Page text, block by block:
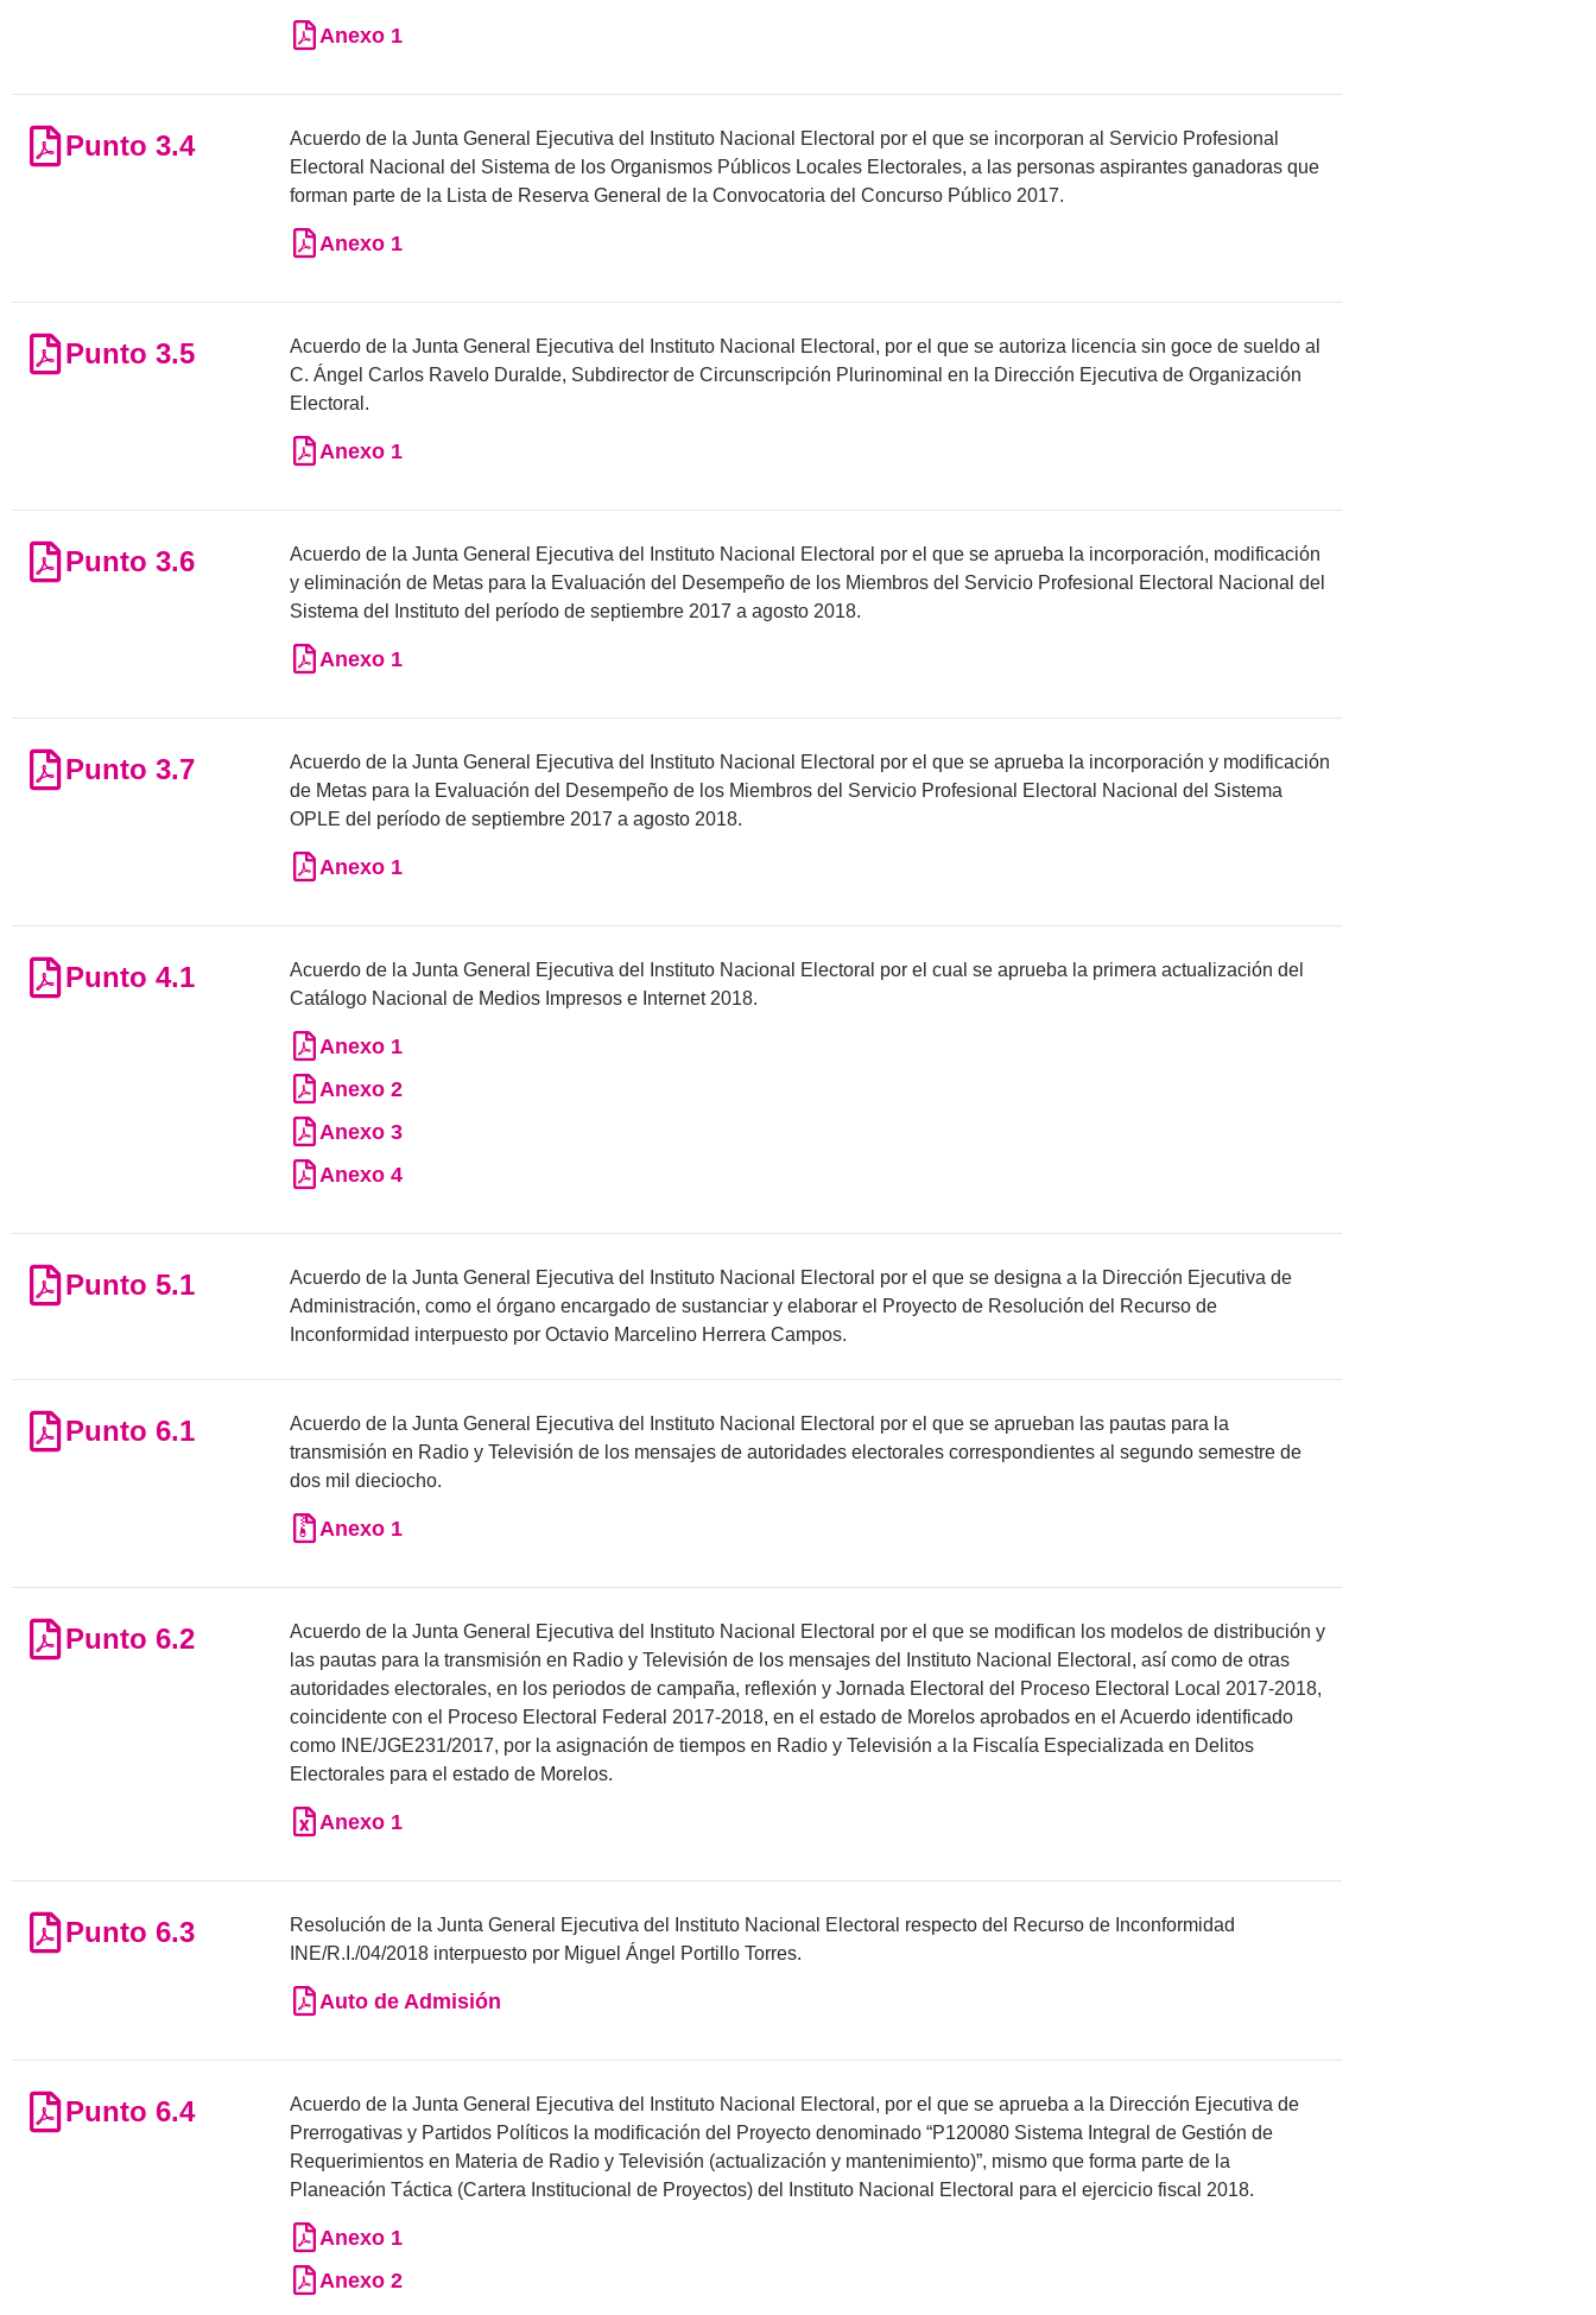
Anexo 1
Punto 3.4
Acuerdo de la Junta General Ejecutiva del Instituto Nacional Electoral por el que se incorporan al Servicio Profesional
Electoral Nacional del Sistema de los Organismos Públicos Locales Electorales, a las personas aspirantes ganadoras que
forman parte de la Lista de Reserva General de la Convocatoria del Concurso Público 2017.
Anexo 1
Punto 3.5
Acuerdo de la Junta General Ejecutiva del Instituto Nacional Electoral, por el que se autoriza licencia sin goce de sueldo al
C. Ángel Carlos Ravelo Duralde, Subdirector de Circunscripción Plurinominal en la Dirección Ejecutiva de Organización
Electoral.
Anexo 1
Punto 3.6
Acuerdo de la Junta General Ejecutiva del Instituto Nacional Electoral por el que se aprueba la incorporación, modificación
y eliminación de Metas para la Evaluación del Desempeño de los Miembros del Servicio Profesional Electoral Nacional del
Sistema del Instituto del período de septiembre 2017 a agosto 2018.
Anexo 1
Punto 3.7
Acuerdo de la Junta General Ejecutiva del Instituto Nacional Electoral por el que se aprueba la incorporación y modificación
de Metas para la Evaluación del Desempeño de los Miembros del Servicio Profesional Electoral Nacional del Sistema
OPLE del período de septiembre 2017 a agosto 2018.
Anexo 1
Punto 4.1
Acuerdo de la Junta General Ejecutiva del Instituto Nacional Electoral por el cual se aprueba la primera actualización del
Catálogo Nacional de Medios Impresos e Internet 2018.
Anexo 1
Anexo 2
Anexo 3
Anexo 4
Punto 5.1
Acuerdo de la Junta General Ejecutiva del Instituto Nacional Electoral por el que se designa a la Dirección Ejecutiva de
Administración, como el órgano encargado de sustanciar y elaborar el Proyecto de Resolución del Recurso de
Inconformidad interpuesto por Octavio Marcelino Herrera Campos.
Punto 6.1
Acuerdo de la Junta General Ejecutiva del Instituto Nacional Electoral por el que se aprueban las pautas para la
transmisión en Radio y Televisión de los mensajes de autoridades electorales correspondientes al segundo semestre de
dos mil dieciocho.
Anexo 1
Punto 6.2
Acuerdo de la Junta General Ejecutiva del Instituto Nacional Electoral por el que se modifican los modelos de distribución y
las pautas para la transmisión en Radio y Televisión de los mensajes del Instituto Nacional Electoral, así como de otras
autoridades electorales, en los periodos de campaña, reflexión y Jornada Electoral del Proceso Electoral Local 2017-2018,
coincidente con el Proceso Electoral Federal 2017-2018, en el estado de Morelos aprobados en el Acuerdo identificado
como INE/JGE231/2017, por la asignación de tiempos en Radio y Televisión a la Fiscalía Especializada en Delitos
Electorales para el estado de Morelos.
Anexo 1
Punto 6.3
Resolución de la Junta General Ejecutiva del Instituto Nacional Electoral respecto del Recurso de Inconformidad
INE/R.I./04/2018 interpuesto por Miguel Ángel Portillo Torres.
Auto de Admisión
Punto 6.4
Acuerdo de la Junta General Ejecutiva del Instituto Nacional Electoral, por el que se aprueba a la Dirección Ejecutiva de
Prerrogativas y Partidos Políticos la modificación del Proyecto denominado “P120080 Sistema Integral de Gestión de
Requerimientos en Materia de Radio y Televisión (actualización y mantenimiento)”, mismo que forma parte de la
Planeación Táctica (Cartera Institucional de Proyectos) del Instituto Nacional Electoral para el ejercicio fiscal 2018.
Anexo 1
Anexo 2